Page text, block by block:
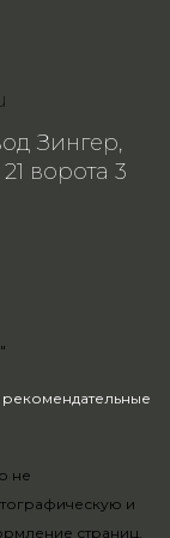
рекомендательные
не
и
страниц,
Зингер,
ворота 3